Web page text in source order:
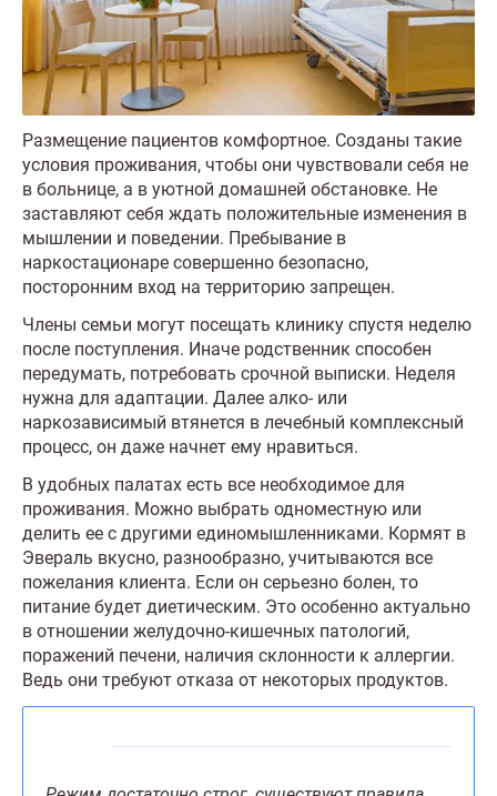
Размещение пациентов комфортное. Созданы такие
условия проживания, чтобы они чувствовали себя не
в больнице, а в уютной домашней обстановке. Не
заставляют себя ждать положительные изменения в
мышлении и поведении. Пребывание в
наркостационаре совершенно безопасно,
посторонним вход на территорию запрещен.
Члены семьи могут посещать клинику спустя неделю
после поступления. Иначе родственник способен
передумать, потребовать срочной выписки. Неделя
нужна для адаптации. Далее алко- или
наркозависимый втянется в лечебный комплексный
процесс, он даже начнет ему нравиться.
В удобных палатах есть все необходимое для
проживания. Можно выбрать одноместную или
делить ее с другими единомышленниками. Кормят в
Эвераль вкусно, разнообразно, учитываются все
пожелания клиента. Если он серьезно болен, то
питание будет диетическим. Это особенно актуально
в отношении желудочно-кишечных патологий,
поражений печени, наличия склонности к аллергии.
Ведь они требуют отказа от некоторых продуктов.